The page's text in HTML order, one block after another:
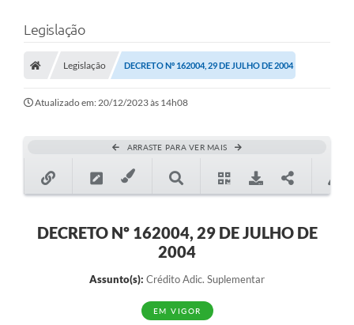
A Cidade
A Prefeitura
Notícias
Serviços Online
Multimídia
Empregos & Oportunidades
Legislação
Legislação DECRETO Nº 162004, 29 DE JULHO DE 2004
Atualizado em: 20/12/2023 às 14h08
ARRASTE PARA VER MAIS
DECRETO Nº 162004, 29 DE JULHO DE
2004
Assunto(s): Crédito Adic. Suplementar
EM VIGOR